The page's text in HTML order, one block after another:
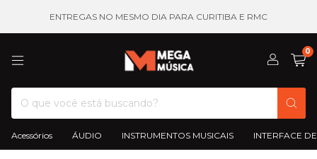
ENTREGAS NO MESMO DIA PARA CURITIBA E RMC
0
Acessórios ÁUDIO INSTRUMENTOS MUSICAIS INTERFACE